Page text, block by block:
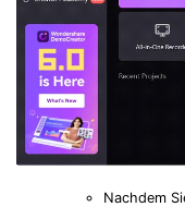
Nachdem